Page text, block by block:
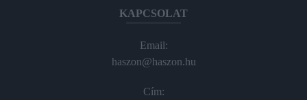
KAPCSOLAT
Email:
haszon@haszon.hu
Cím: